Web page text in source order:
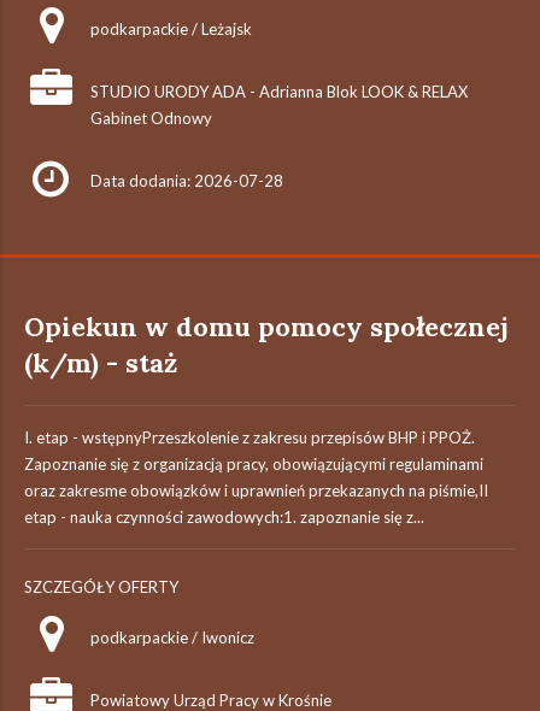
podkarpackie / Leżajsk
STUDIO URODY ADA - Adrianna Blok LOOK & RELAX
Gabinet Odnowy
Data dodania: 2026-07-28
Opiekun w domu pomocy społecznej
(k/m) - staż
I. etap - wstępnyPrzeszkolenie z zakresu przepisów BHP i PPOŻ.
Zapoznanie się z organizacją pracy, obowiązującymi regulaminami
oraz zakresme obowiązków i uprawnień przekazanych na piśmie,II
etap - nauka czynności zawodowych:1. zapoznanie się z...
SZCZEGÓŁY OFERTY
podkarpackie / Iwonicz
Powiatowy Urząd Pracy w Krośnie